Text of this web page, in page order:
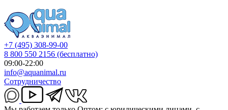
+7 (495) 308-99-00
8 800 550 2156 (бесплатно)
09:00-22:00
info@aquanimal.ru
Сотрудничество